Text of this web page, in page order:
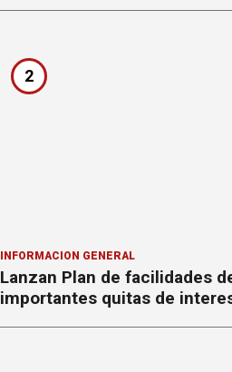
2
INFORMACION GENERAL
Lanzan Plan de facilidades
importantes quitas de